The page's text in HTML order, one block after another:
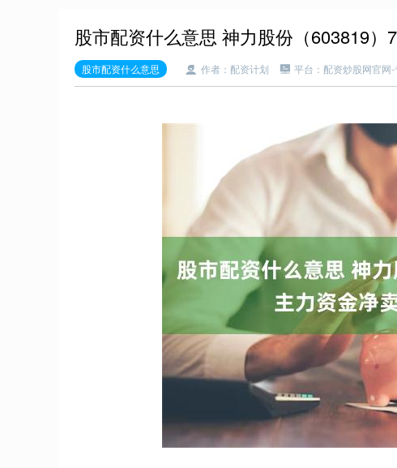
股市配资什么意思 神力股份（603819
股市配资什么意思 作者：配资计划 平台：配资炒股网官网